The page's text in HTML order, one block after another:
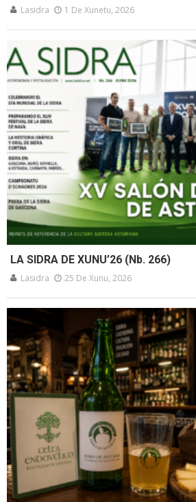
Lasidra 1 De Xunetu, 2026
LA SIDRA DE XUNU’26 (Nb. 266)
Lasidra 25 De Xunu, 2026